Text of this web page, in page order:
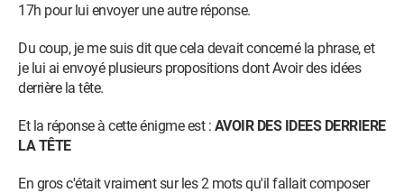
17h pour lui envoyer une autre réponse.
Du coup, je me suis dit que cela devait concerné la phrase, et
je lui ai envoyé plusieurs propositions dont Avoir des idées
derrière la tête.
Et la réponse à cette énigme est : AVOIR DES IDEES DERRIERE
LA TÊTE
En gros c'était vraiment sur les 2 mots qu'il fallait composer